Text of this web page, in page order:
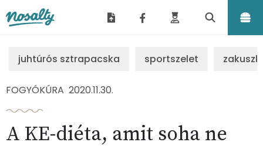
juhtúrós sztrapacska sportszelet
FOGYÓKÚRA 2020.11.30.
A KE-diéta, amit soha ne